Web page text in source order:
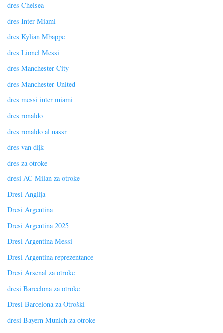
dres Chelsea
dres Inter Miami
dres Kylian Mbappe
dres Lionel Messi
dres Manchester City
dres Manchester United
dres messi inter miami
dres ronaldo
dres ronaldo al nassr
dres van dijk
dres za otroke
dresi AC Milan za otroke
Dresi Anglija
Dresi Argentina
Dresi Argentina 2025
Dresi Argentina Messi
Dresi Argentina reprezentance
Dresi Arsenal za otroke
dresi Barcelona za otroke
Dresi Barcelona za Otroški
dresi Bayern Munich za otroke